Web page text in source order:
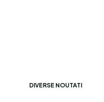
DIVERSE NOUTATI